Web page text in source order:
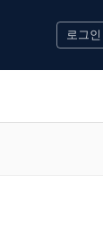
로그인